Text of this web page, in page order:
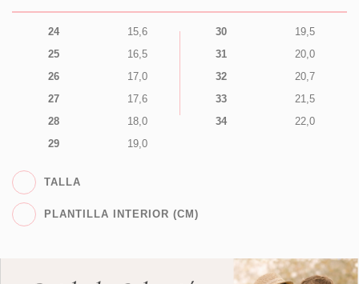
24
15,6
25
16,5
26
17,0
27
17,6
28
18,0
29
19,0
30
19,5
31
20,0
32
20,7
33
21,5
34
22,0
TALLA
PLANTILLA INTERIOR (CM)